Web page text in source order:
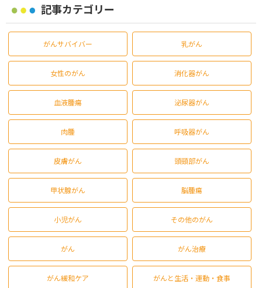
記事カテゴリー
がんサバイバー 乳がん
女性のがん 消化器がん
血液腫瘍 泌尿器がん
肉腫 呼吸器がん
皮膚がん 頭頸部がん
甲状腺がん 脳腫瘍
小児がん その他のがん
がん がん治療
がん緩和ケア がんと生活・運動・食事